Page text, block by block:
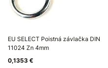
EU SELECT Poistná závlačka DIN
11024 Zn 4mm
0,1353 €